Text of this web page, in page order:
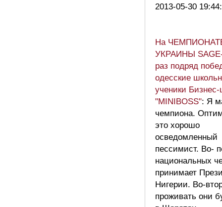
2013-05-30
На
УКРАИНЫ
раз подряд
одесские
ученики
"MINIBOSS": Я
чемпиона.
это хорошо
осведомленный
пессимист. Во-
национальных
принимает
Нигерии. Во-
проживать они